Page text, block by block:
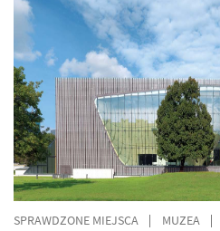
SPRAWDZONE MIEJSCA MUZEA